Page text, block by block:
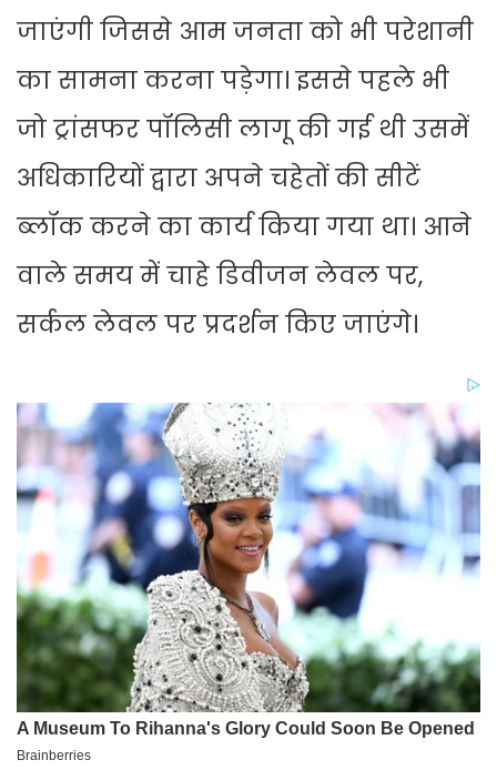
जाएंगी जिससे आम जनता को भी परेशानी
का सामना करना पड़ेगा। इससे पहले भी
जो ट्रांसफर पॉलिसी लागू की गई थी उसमें
अधिकारियों द्वारा अपने चहेतों की सीटें
ब्लॉक करने का कार्य किया गया था। आने
वाले समय में चाहे डिवीजन लेवल पर,
सर्कल लेवल पर प्रदर्शन किए जाएंगे।